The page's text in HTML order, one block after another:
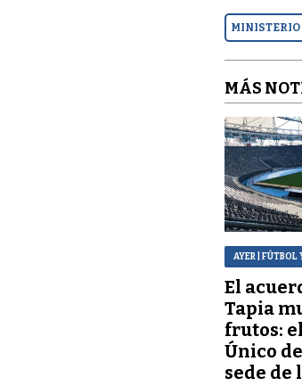
MINISTERIO
MÁS
AYER | FÚTBOL
El
Tapia
frutos:
Único
sede de